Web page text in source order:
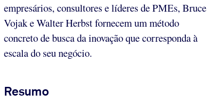
empresários, consultores e líderes de PMEs, Bruce
Vojak e Walter Herbst fornecem um método
concreto de busca da inovação que corresponda à
escala do seu negócio.
Resumo